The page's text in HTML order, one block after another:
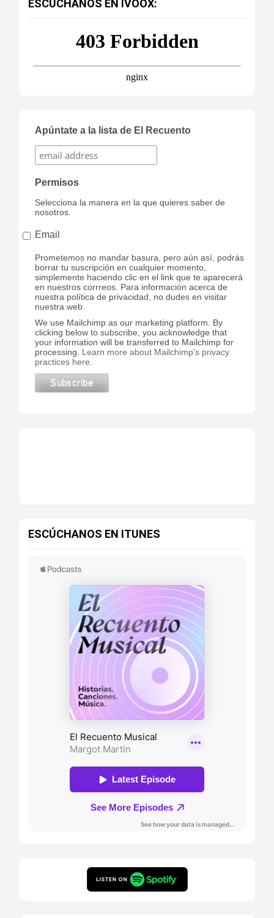
ESCÚCHANOS EN IVOOX:
Apúntate a la lista de El Recuento
Permisos
Selecciona la manera en la que quieres saber de
nosotros.
Email
Prometemos no mandar basura, pero aún así, podrás
borrar tu suscripción en cualquier momento,
simplemente haciendo clic en el link que te aparecerá
en nuestros corrreos. Para información acerca de
nuestra política de privacidad, no dudes en visitar
nuestra web.
We use Mailchimp as our marketing platform. By
clicking below to subscribe, you acknowledge that
your information will be transferred to Mailchimp for
processing. Learn more about Mailchimp's privacy
practices here.
ESCÚCHANOS EN ITUNES